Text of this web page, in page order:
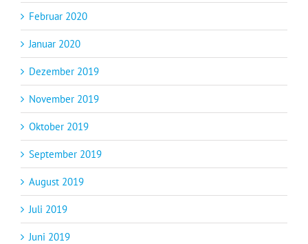
Februar 2020
Januar 2020
Dezember 2019
November 2019
Oktober 2019
September 2019
August 2019
Juli 2019
Juni 2019